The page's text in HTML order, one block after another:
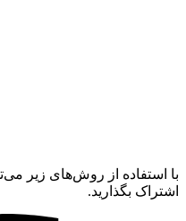
با استفاده از روش‌های زیر
اشتراک بگذارید.